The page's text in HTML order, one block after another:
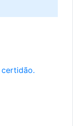
certidão.